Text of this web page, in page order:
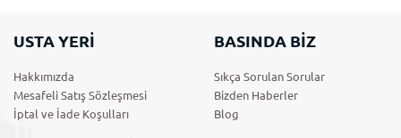
USTA YERİ
Hakkımızda
Mesafeli Satış Sözleşmesi
İptal ve İade Koşulları
BASINDA BİZ
Sıkça Sorulan Sorular
Bizden Haberler
Blog